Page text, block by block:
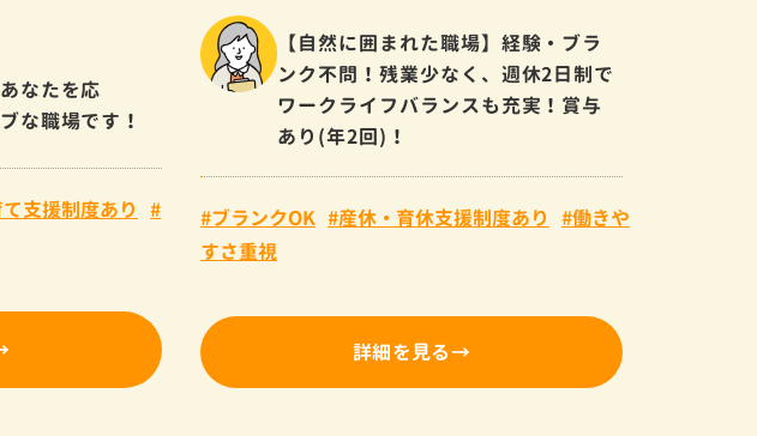
なたを応
な職場です！
支援制度あり
【自然に囲まれた職場】経験・ブラ
ンク不問！残業少なく、週休2日制で
ワークライフバランスも充実！賞与
あり(年2回)！
ブランクOK 産休・育休支援制度あり
働きや
すさ重視
詳細を見る